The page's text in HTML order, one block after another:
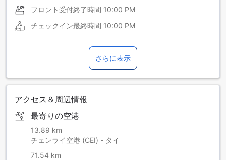
フロント受付終了時間 10:00 PM
チェックイン最終時間 10:00 PM
さらに表示
アクセス＆周辺情報
最寄りの空港
13.89 km
チェンライ空港 (CEI) - タイ
71.54 km